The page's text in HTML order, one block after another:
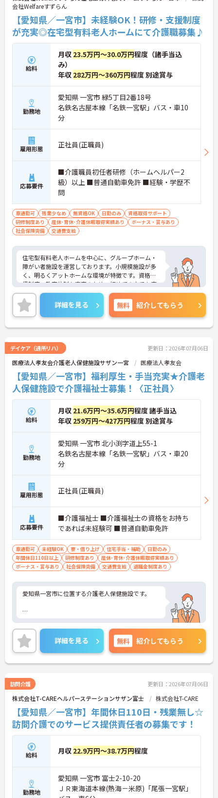
会社Welfareすずらん
【愛知県／一宮市】未経験OK！研修・支援制度
が充実◎在宅型有料老人ホームにて介護職募集♪
給料
月収 23.5万円～30.0万円程度（諸手当込
み）
年収 282万円～360万円程度 別途賞与
勤務地
愛知県 一宮市 緑5丁目2番18号
名鉄名古屋本線「名鉄一宮駅」バス・車10
分
雇用形態 正社員(正職員)
応募要件
■介護職員初任者研修（ホームヘルパー2
級）以上 ■普通自動車免許 ■経験・学歴不
問
車通勤可 残業少なめ 無資格OK 日勤のみ
資格取得サポート
研修制度あり
産休･育休･介護休暇取得実績あり
ボーナス・賞与あり
社会保険完備
交通費支給
住宅型有料老人ホームを中心に、グループホーム・
障がい者施設を運営しております。小規模施設が多
く、明るくアットホームな環境が特徴です。資格支
援制度・教育体制も充実のため、初めての方でも安
心して就業ができます。またリーダーや施設長など
キャリアップもあり、長期就業しながら、キャリア
形成ができる求人です。気になる方はぜひお問い合
わせください。
詳細を見る 無料 紹介してもらう
デイケア（通所リハ） 更新日：2026年07月06日
医療法人孝友会介護老人保健施設サザン一宮 医療法人孝友会
【愛知県／一宮市】福利厚生・手当充実★介護老
人保健施設で介護福祉士募集！〈正社員〉
給料
月収 21.6万円～35.6万円程度 諸手当込
年収 259万円～427万円程度 別途賞与
勤務地
愛知県 一宮市 北小渕字道上55-1
名鉄名古屋本線「名鉄一宮駅」バス・車20
分
雇用形態 正社員(正職員)
応募要件
■介護福祉士 ■介護福祉士の資格をお持ち
であれば未経験可 ■普通自動車免許
車通勤可 未経験OK 寮・借り上げ 住宅手当・補助
日勤のみ
年間休日110日以上
研修制度あり
産休･育休･介護休暇取得実績あり
ボーナス・賞与あり
社会保険完備 交通費支給 退職金制度あり
愛知県一宮市に位置する介護老人保健施設です。
ご興味をお持ちの方には詳細の情報や面接のポイン
トをお伝えしますのでお気軽にお問い合わせくださ
いませ。
詳細を見る 無料 紹介してもらう
訪問介護 更新日：2026年07月06日
株式会社T-CAREヘルパーステーションサザン富士 株式会社T-CARE
【愛知県／一宮市】年間休日110日・残業無し☆
訪問介護でのサービス提供責任者の募集です！
給料 月収 22.9万円～38.7万円程度
勤務地
愛知県 一宮市 富士2-10-20
ＪＲ東海道本線(熱海－米原)「尾張一宮駅」